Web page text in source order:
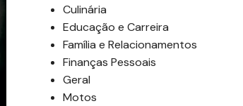
Culinária
Educação e Carreira
Família e Relacionamentos
Finanças Pessoais
Geral
Motos